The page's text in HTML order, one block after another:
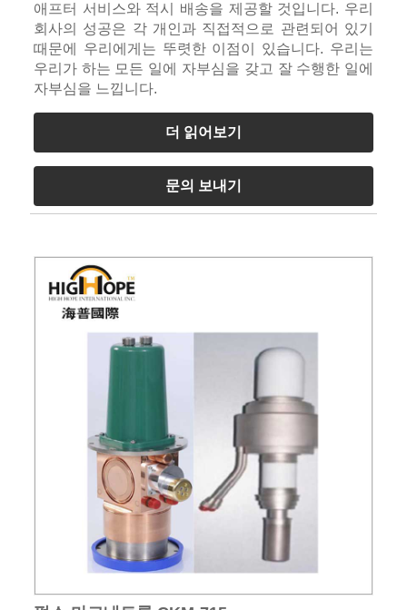
애프터 서비스와 적시 배송을 제공할 것입니다. 우리
회사의 성공은 각 개인과 직접적으로 관련되어 있기
때문에 우리에게는 뚜렷한 이점이 있습니다. 우리는
우리가 하는 모든 일에 자부심을 갖고 잘 수행한 일에
자부심을 느낍니다.
더 읽어보기
문의 보내기